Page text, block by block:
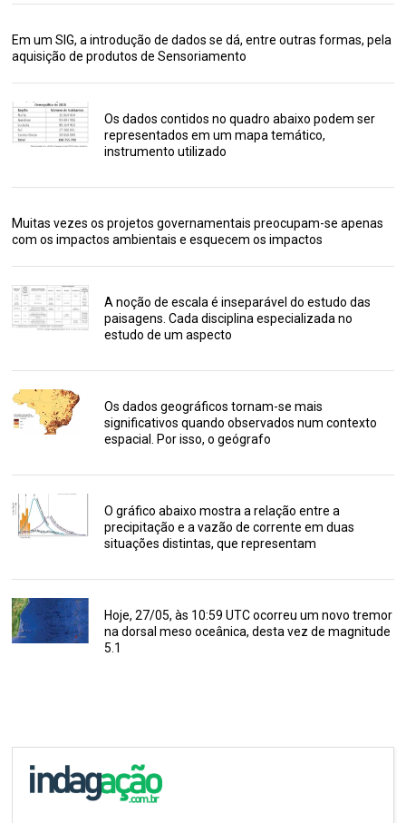
Em um SIG, a introdução de dados se dá, entre outras formas, pela
aquisição de produtos de Sensoriamento
Os dados contidos no quadro abaixo podem ser
representados em um mapa temático,
instrumento utilizado
Muitas vezes os projetos governamentais preocupam-se apenas
com os impactos ambientais e esquecem os impactos
A noção de escala é inseparável do estudo das
paisagens. Cada disciplina especializada no
estudo de um aspecto
Os dados geográficos tornam-se mais
significativos quando observados num contexto
espacial. Por isso, o geógrafo
O gráfico abaixo mostra a relação entre a
precipitação e a vazão de corrente em duas
situações distintas, que representam
Hoje, 27/05, às 10:59 UTC ocorreu um novo tremor
na dorsal meso oceânica, desta vez de magnitude
5.1